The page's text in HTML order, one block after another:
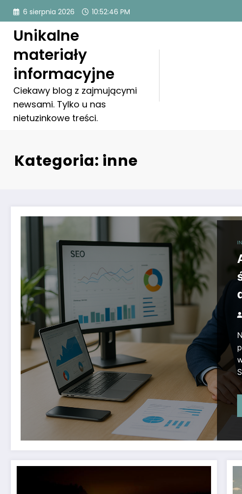
Skip
content
6 sierpnia 2026 10:52:47 PM
Unikalne
materiały
informacyjne
Ciekawy blog z zajmującymi
newsami. Tylko u nas
nietuzinkowe treści.
Kategoria: inne
Aktualne pozycjonowanie w świetle przeobrażeń